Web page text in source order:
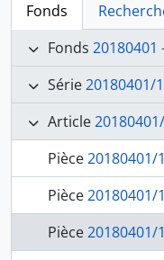
Fonds
Fonds 20180401 - Directorat
Série20180401/1-
Article20180401/1 - Suivi et
Pièce20180401/1-1 - « Rapport de la Commission nommée par l’académie Royale des Beaux arts, sur les ouvrages de peinture, l’architecture, de gravure et
Pièce20180401/1-2 - Extrait des procès-verbaux des séances des 5 septembre, 17 octobre, 30 octobre et 7 septembre 1818 : « rapport de la
Pièce20180401/1-3 - « Rapport et Jugement de l’Académie Royale des Beaux arts, sur les ouvrages de MM. Les